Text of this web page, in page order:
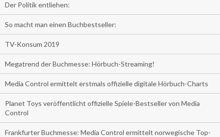
Der Politik entliehen:
So macht man einen Buchbestseller:
TV-Konsum 2019
Megatrend der Buchmesse: Hörbuch-Streaming!
Media Control ermittelt erstmals offizielle digitale Hörbuch-Charts
Planet Toys veröffentlicht offizielle Spiele-Bestseller von Media
Control
Frankfurter Buchmesse: Media Control ermittelt norwegische Top-